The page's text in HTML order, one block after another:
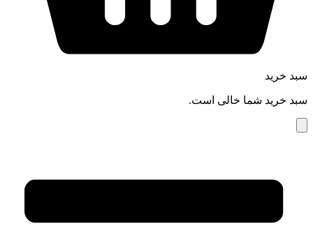
سبد خرید
سبد خرید شما خالی است.